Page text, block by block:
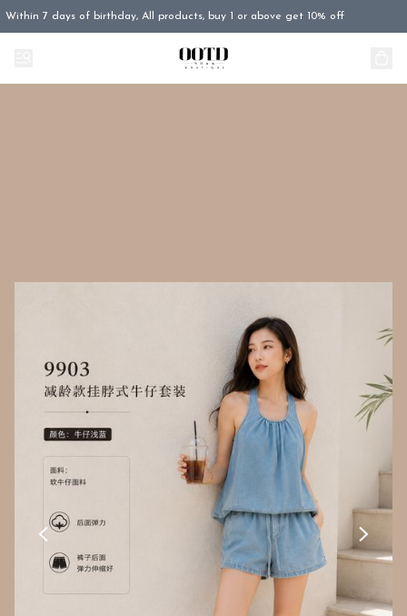
Within 7 days of birthday, All products, buy 1 or above get 10% off